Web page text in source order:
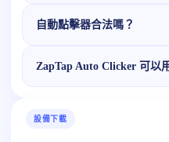
自動點擊器合法嗎？
ZapTap Auto Clicker 可以
設備下載